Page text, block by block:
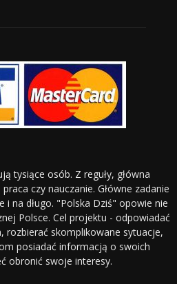
tysiące osób. Z reguły, główna
czy nauczanie. Główne zadanie
i na długo. "Polska Dziś" opowie nie
Polsce. Cel projektu - odpowiadać
rozbierać skomplikowane sytuacje,
posiadać informacją o swoich
obronić swoje interesy.